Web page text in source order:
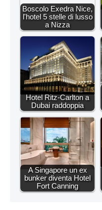
Boscolo Exedra Nice,
l'hotel 5 stelle di lusso
a Nizza
Hotel Ritz-Carlton a
Dubai raddoppia
A Singapore un ex
bunker diventa Hotel
Fort Canning